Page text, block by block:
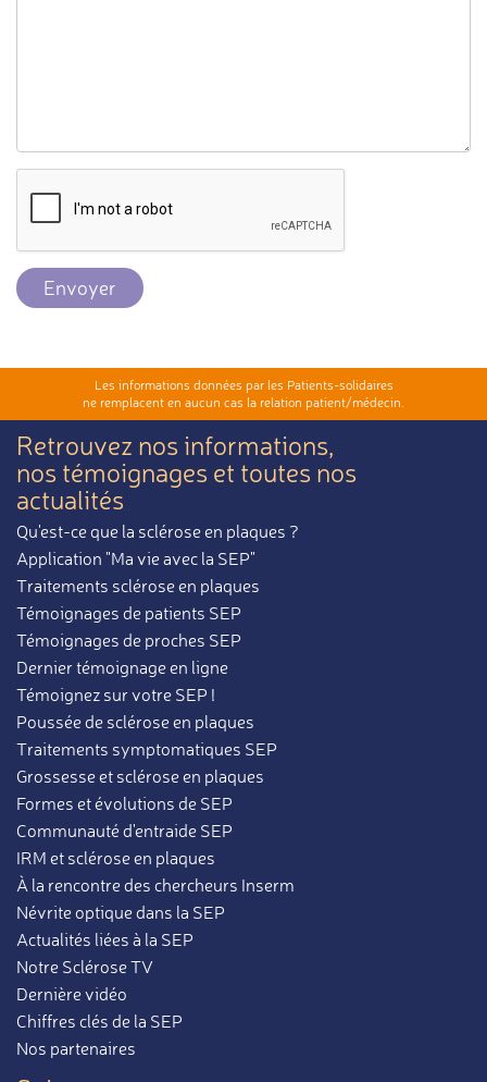
Envoyer
Les informations données par les Patients-solidaires
ne remplacent en aucun cas la relation patient/médecin.
Retrouvez nos informations,
nos témoignages et toutes nos
actualités
Qu'est-ce que la sclérose en plaques ?
Application "Ma vie avec la SEP"
Traitements sclérose en plaques
Témoignages de patients SEP
Témoignages de proches SEP
Dernier témoignage en ligne
Témoignez sur votre SEP !
Poussée de sclérose en plaques
Traitements symptomatiques SEP
Grossesse et sclérose en plaques
Formes et évolutions de SEP
Communauté d'entraide SEP
IRM et sclérose en plaques
À la rencontre des chercheurs Inserm
Névrite optique dans la SEP
Actualités liées à la SEP
Notre Sclérose TV
Dernière vidéo
Chiffres clés de la SEP
Nos partenaires